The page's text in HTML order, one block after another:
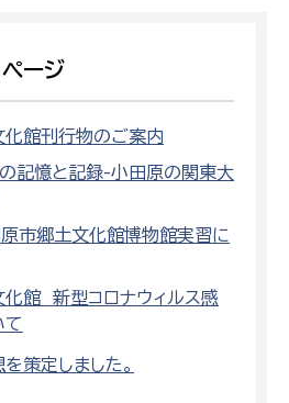
ージ
館刊行物のご案内
記憶と記録-小田原の関東大
市郷土文化館博物館実習に
館 新型コロナウィルス感
て
策定しました。